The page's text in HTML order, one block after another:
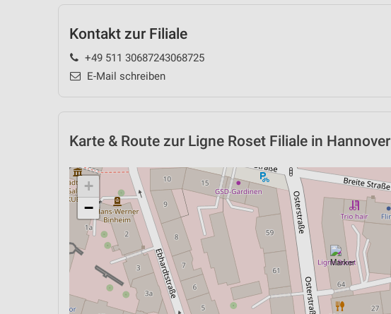
Kontakt zur Filiale
+49 511 30687243068725
E-Mail schreiben
Karte & Route zur Ligne Roset Filiale in Hannover
+
−